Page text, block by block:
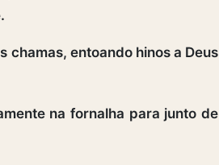
chamas, entoando hinos a Deus
na fornalha para junto de